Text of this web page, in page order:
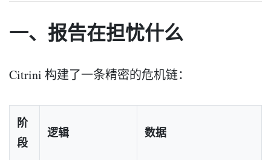
一、报告在担忧什么
Citrini 构建了一条精密的危机链：
阶
段
逻辑 数据